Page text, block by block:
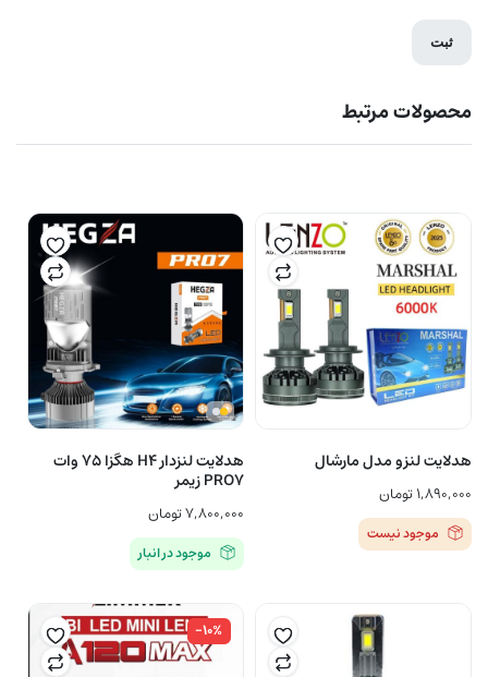
محصولات مرتبط
هدلایت لنزو مدل مارشال
۱,۸۹۰,۰۰۰تومان
موجود نیست
هدلایت لنزدار H4 هگزا 75 وات
PRO7 زیمر
۷,۸۰۰,۰۰۰تومان
موجود در انبار
-۱۰%